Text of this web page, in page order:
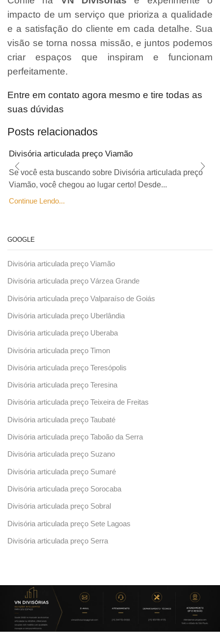
impacto de um serviço que prioriza a qualidade
e a satisfação do cliente em cada detalhe. Sua
visão se torna nossa missão, e juntos podemos
criar espaços que inspiram e funcionam
perfeitamente.
Entre em contato agora mesmo e tire todas as
suas dúvidas
Posts relacionados
Divisória articulada preço Viamão
Se você esta buscando sobre Divisória articulada preço
Viamão, você chegou ao lugar certo! Desde...
Continue Lendo...
GOOGLE
Divisória articulada preço Viamão
Divisória articulada preço Várzea Grande
Divisória articulada preço Valparaíso de Goiás
Divisória articulada preço Uberlândia
Divisória articulada preço Uberaba
Divisória articulada preço Timon
Divisória articulada preço Teresópolis
Divisória articulada preço Teresina
Divisória articulada preço Teixeira de Freitas
Divisória articulada preço Taubaté
Divisória articulada preço Taboão da Serra
Divisória articulada preço Suzano
Divisória articulada preço Sumaré
Divisória articulada preço Sorocaba
Divisória articulada preço Sobral
Divisória articulada preço Sete Lagoas
Divisória articulada preço Serra